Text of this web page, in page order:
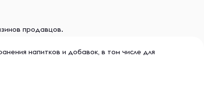
продавцов.
напитков и добавок, в том числе для